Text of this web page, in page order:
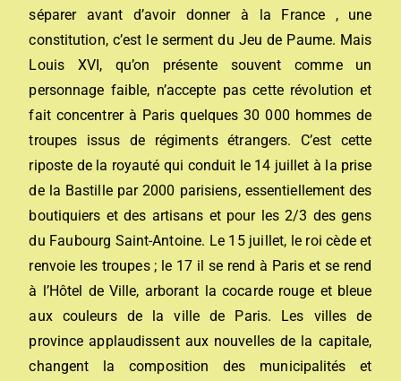
séparer avant d’avoir donner à la France , une
constitution, c’est le serment du Jeu de Paume. Mais
Louis XVI, qu’on présente souvent comme un
personnage faible, n’accepte pas cette révolution et
fait concentrer à Paris quelques 30 000 hommes de
troupes issus de régiments étrangers. C’est cette
riposte de la royauté qui conduit le 14 juillet à la prise
de la Bastille par 2000 parisiens, essentiellement des
boutiquiers et des artisans et pour les 2/3 des gens
du Faubourg Saint-Antoine. Le 15 juillet, le roi cède et
renvoie les troupes ; le 17 il se rend à Paris et se rend
à l’Hôtel de Ville, arborant la cocarde rouge et bleue
aux couleurs de la ville de Paris. Les villes de
province applaudissent aux nouvelles de la capitale,
changent la composition des municipalités et